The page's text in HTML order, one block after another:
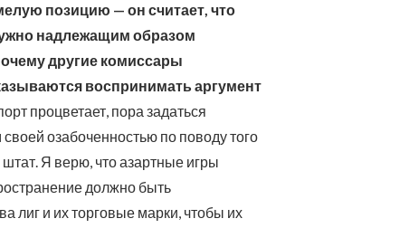
позицию — он считает, что
надлежащим образом
другие комиссары
воспринимать аргумент
процветает, пора задаться
озабоченностью по поводу того
Я верю, что азартные игры
должно быть
лиг и их торговые марки, чтобы их